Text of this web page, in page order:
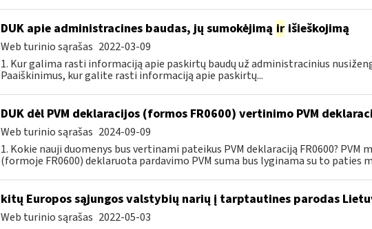
DUK apie administracines baudas, jų sumokėjimą irišieškojimą
Web turinio sąrašas 2022-03-09
1. Kur galima rasti informaciją apie paskirtų baudų už administracinius
Paaiškinimus, kur galite rasti informaciją apie paskirtų...
DUK dėl PVM deklaracijos (formos FR0600) vertinimo PVM
Web turinio sąrašas 2024-09-09
1. Kokie nauji duomenys bus vertinami pateikus PVM deklaraciją FR0600?
(formoje FR0600) deklaruota pardavimo PVM suma bus lyginama su to paties
kitų Europos sąjungos valstybių narių į tarptautines parodas
Web turinio sąrašas 2022-05-03